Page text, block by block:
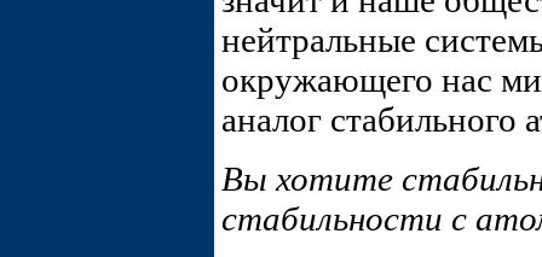
нейтральные
окружающего нас
аналог стабильного
Вы хотите
стабильности с